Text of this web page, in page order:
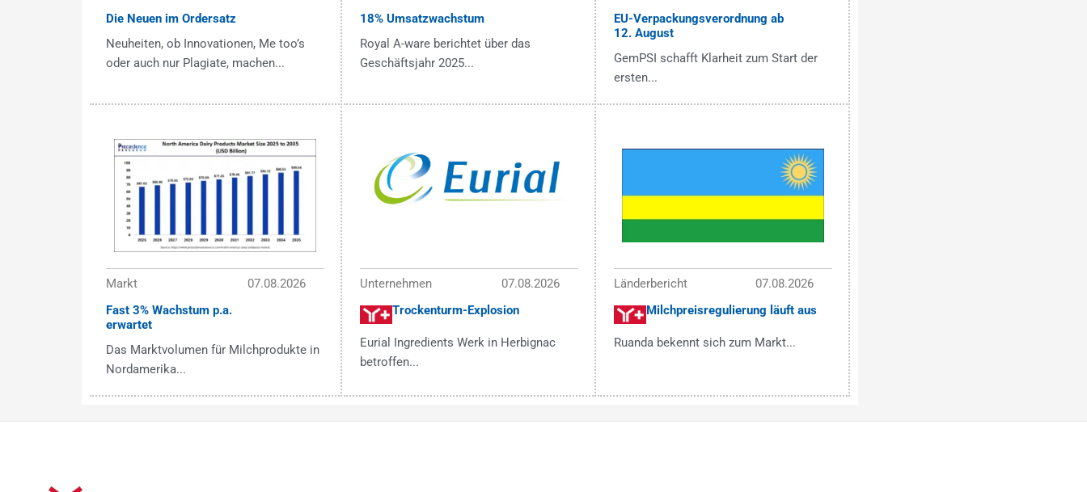
Die Neuen im Ordersatz
Neuheiten, ob Innovationen, Me too’s
oder auch nur Plagiate, machen...
18% Umsatzwachstum
Royal A-ware berichtet über das
Geschäftsjahr 2025...
EU-Verpackungsverordnung ab
12. August
GemPSI schafft Klarheit zum Start der
ersten...
Markt
07.08.2026
Fast 3% Wachstum p.a.
erwartet
Das Marktvolumen für Milchprodukte in
Nordamerika...
Unternehmen
07.08.2026
Trockenturm-Explosion
Eurial Ingredients Werk in Herbignac
betroffen...
Länderbericht
07.08.2026
Milchpreisregulierung läuft aus
Ruanda bekennt sich zum Markt...